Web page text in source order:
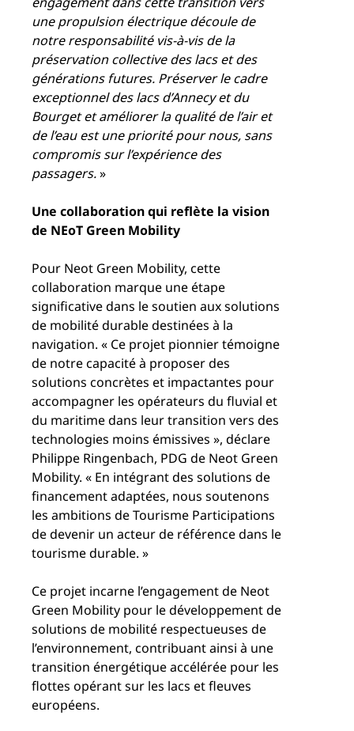
une propulsion électrique découle de
notre responsabilité vis-à-vis de la
préservation collective des lacs et des
générations futures. Préserver le cadre
exceptionnel des lacs d’Annecy et du
Bourget et améliorer la qualité de l’air et
de l’eau est une priorité pour nous, sans
compromis sur l’expérience des
passagers.»
Une collaboration qui reflète la vision
de NEoT Green Mobility
Pour Neot Green Mobility, cette
collaboration marque une étape
significative dans le soutien aux solutions
de mobilité durable destinées à la
navigation. « Ce projet pionnier témoigne
de notre capacité à proposer des
solutions concrètes et impactantes pour
accompagner les opérateurs du fluvial et
du maritime dans leur transition vers des
technologies moins émissives », déclare
Philippe Ringenbach, PDG de Neot Green
Mobility. « En intégrant des solutions de
financement adaptées, nous soutenons
les ambitions de Tourisme Participations
de devenir un acteur de référence dans le
tourisme durable. »
Ce projet incarne l’engagement de Neot
Green Mobility pour le développement de
solutions de mobilité respectueuses de
l’environnement, contribuant ainsi à une
transition énergétique accélérée pour les
flottes opérant sur les lacs et fleuves
européens.